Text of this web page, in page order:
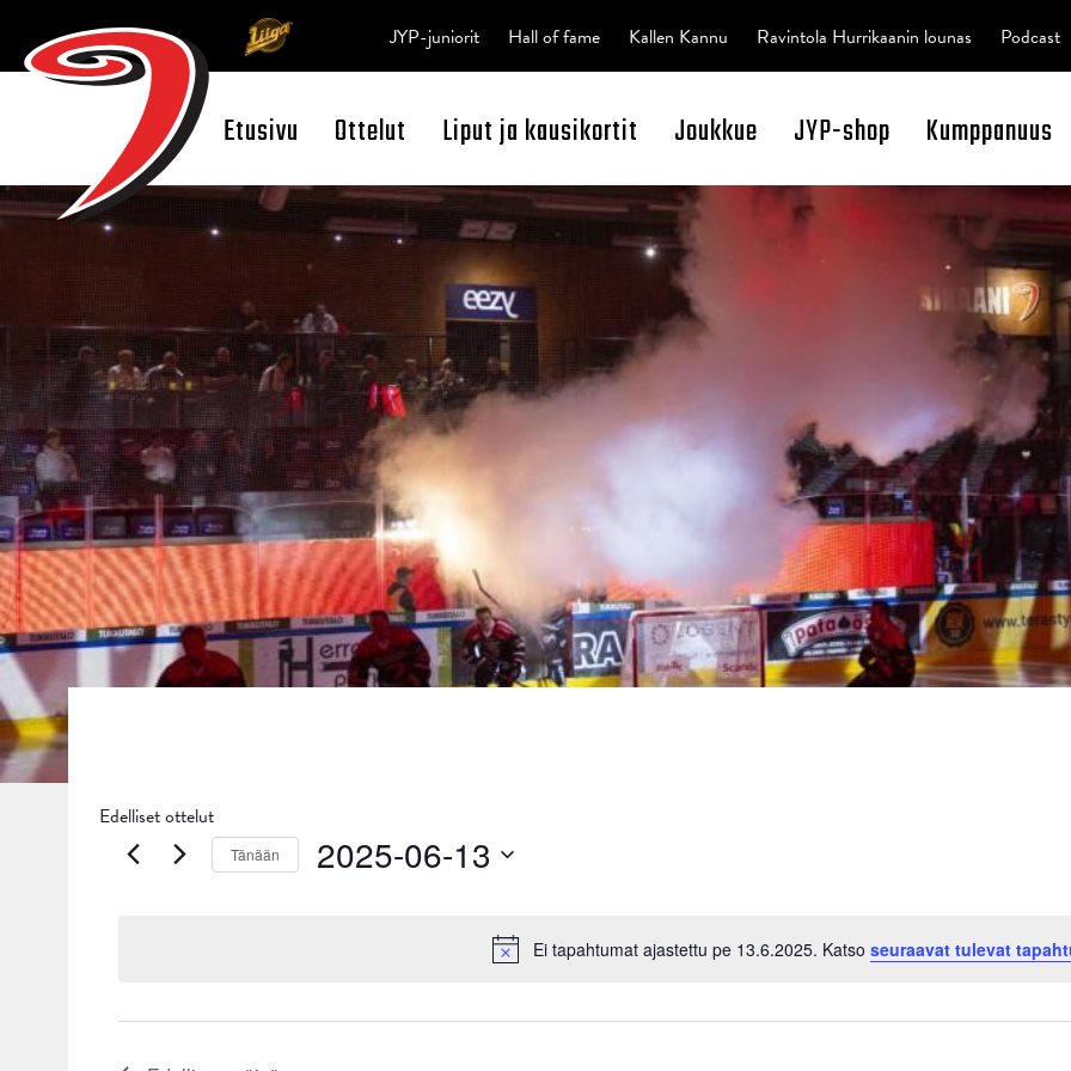
Open Search
Etusivu Ottelut Liput ja kausikortit Joukkue JYP-shop Kumppanuus
JYP-juniorit Hall of fame Kallen Kannu Ravintola Hurrikaanin lounas Podcast
Edelliset ottelut
Notice
Ei tapahtumat ajastettu pe 13.6.2025. Katso seuraavat tulevat
Tänään 2025-06-13